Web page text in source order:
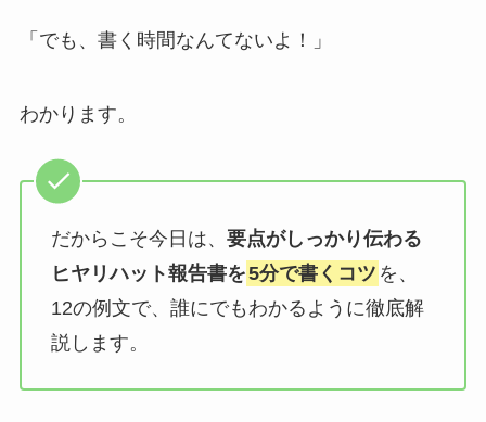
「でも、書く時間なんてないよ！」
わかります。
だからこそ今日は、 要点がしっかり伝わる
ヒヤリハット報告書を5分で書くコツ を、
12の例文で、誰にでもわかるように徹底解
説します。